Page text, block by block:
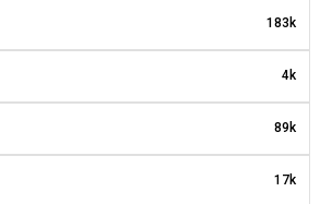
183k
4k
89k
17k